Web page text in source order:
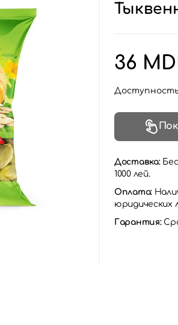
36
Доставка:
1000 лей.
Оплата:
юридических
Гарантия: